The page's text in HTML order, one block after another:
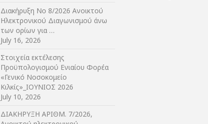
Διακήρυξη Νο 8/2026 Ανοικτού
Ηλεκτρονικού Διαγωνισμού άνω
των ορίων για …
July 16, 2026
Στοιχεία εκτέλεσης
Προϋπολογισμού Ενιαίου Φορέα
«Γενικό Νοσοκομείο
Κιλκίς»_ΙΟΥΝΙΟΣ 2026
July 10, 2026
ΔIΑΚΗΡΥΞΗ ΑΡIΘΜ. 7/2026,